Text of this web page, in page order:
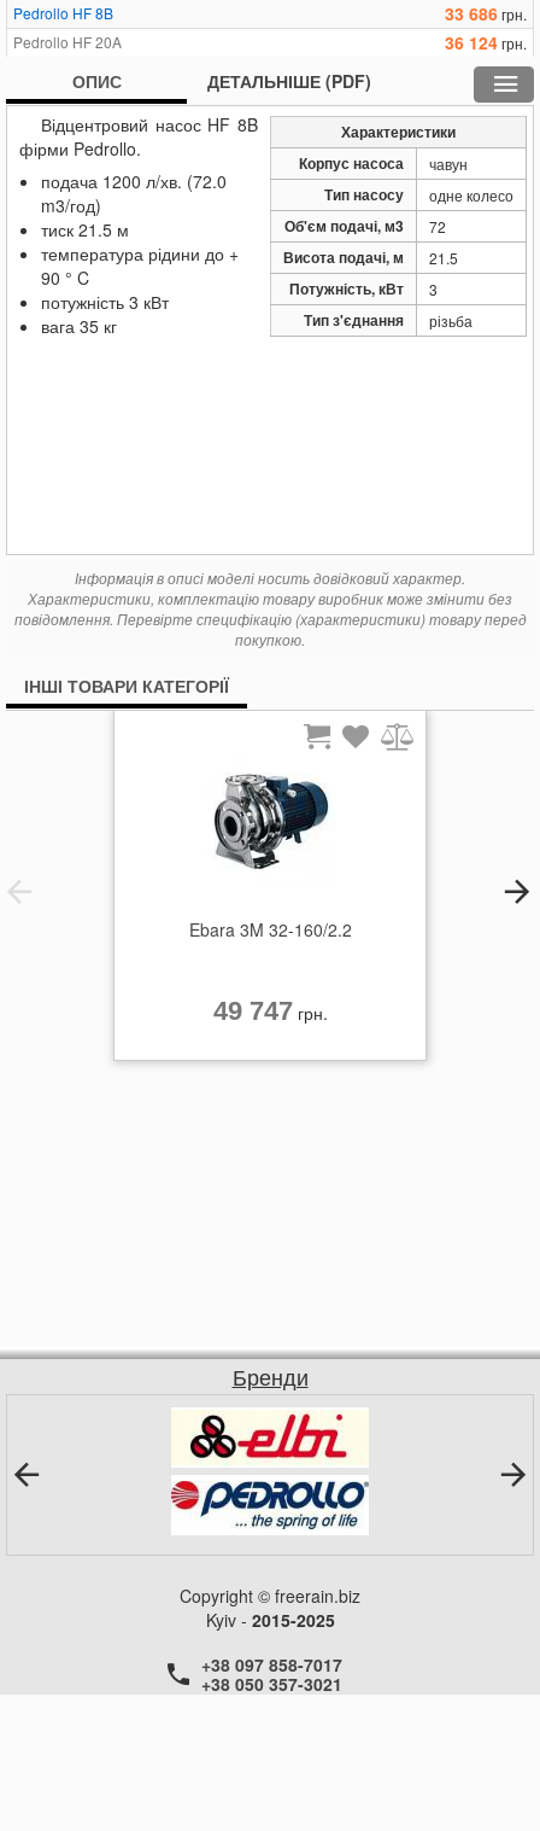
Pedrollo HF 8B
33 686грн.
Pedrollo HF 20A
36 124грн.
34 905грн.
Pedrollo HF 30A
42 984грн.
Pedrollo HF 30B
40 545
Pedrollo HFm 4
10 517
Pedrollo HFm 6B
19 434
Pedrollo HFm 6C
18 672грн.
ОПИС ДЕТАЛЬНІШЕ (PDF)
Характеристики
Корпус насоса
чавун
Тип насосу одне колесо
Об'єм подачі, м3 72
Висота подачі, м 21.5
Потужність, кВт 3
Тип з'єднання різьба
Відцентровий насос HF 8B
фірми Pedrollo.
подача 1200 л/хв. (72.0
m3/год)
тиск 21.5 м
температура рідини до +
90 ° C
потужність 3 кВт
вага 35 кг
Інформація в описі моделі носить довідковий характер.
Характеристики, комплектацію товару виробник може змінити без
повідомлення. Перевірте специфікацію (характеристики) товару перед
покупкою.
ІНШІ ТОВАРИ КАТЕГОРІЇ
Ebara 3M 32-160/2.2
49 747 грн.
Бренди
Copyright © freerain.biz
Kyiv - 2015-2025
+38 097 858-7017
+38 050 357-3021